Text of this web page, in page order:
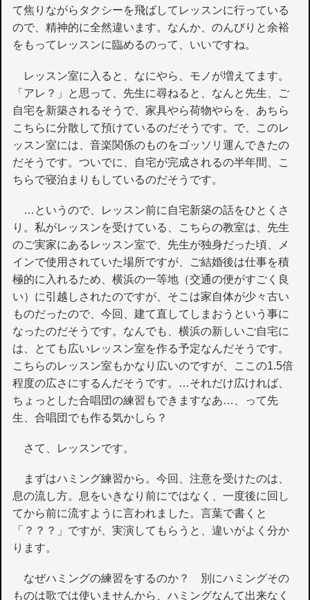
て焦りながらタクシーを飛ばしてレッスンに行っている
ので、精神的に全然違います。なんか、のんびりと余裕
をもってレッスンに臨めるのって、いいですね。
レッスン室に入ると、なにやら、モノが増えてます。
「アレ？」と思って、先生に尋ねると、なんと先生、ご
自宅を新築されるそうで、家具やら荷物やらを、あちら
こちらに分散して預けているのだそうです。で、このレ
ッスン室には、音楽関係のものをゴッソリ運んできたの
だそうです。ついでに、自宅が完成されるの半年間、こ
ちらで寝泊まりもしているのだそうです。
…というので、レッスン前に自宅新築の話をひとくさ
り。私がレッスンを受けている、こちらの教室は、先生
のご実家にあるレッスン室で、先生が独身だった頃、メ
インで使用されていた場所ですが、ご結婚後は仕事を積
極的に入れるため、横浜の一等地（交通の便がすごく良
い）に引越しされたのですが、そこは家自体が少々古い
ものだったので、今回、建て直してしまおうという事に
なったのだそうです。なんでも、横浜の新しいご自宅に
は、とても広いレッスン室を作る予定なんだそうです。
こちらのレッスン室もかなり広いのですが、ここの1.5倍
程度の広さにするんだそうです。…それだけ広ければ、
ちょっとした合唱団の練習もできますなあ…、って先
生、合唱団でも作る気かしら？
さて、レッスンです。
まずはハミング練習から。今回、注意を受けたのは、
息の流し方。息をいきなり前にではなく、一度後に回し
てから前に流すように言われました。言葉で書くと
「？？？」ですが、実演してもらうと、違いがよく分か
ります。
なぜハミングの練習をするのか？ 別にハミングその
ものは歌では使いませんから、ハミングなんて出来なく